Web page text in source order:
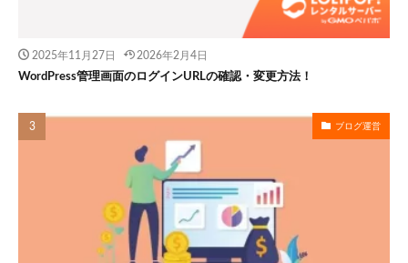
2025年11月27日 2026年2月4日
WordPress管理画面のログインURLの確認・変更方法！
ブログ運営